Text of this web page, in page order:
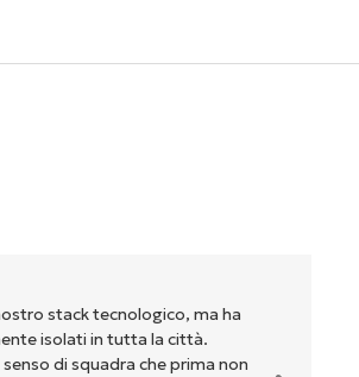
stack tecnologico, ma ha
isolati in tutta la città.
di squadra che prima non